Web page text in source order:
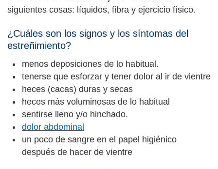
siguientes cosas: líquidos, fibra y ejercicio físico.
¿Cuáles son los signos y los síntomas del
estreñimiento?
menos deposiciones de lo habitual.
tenerse que esforzar y tener dolor al ir de vientre
heces (cacas) duras y secas
heces más voluminosas de lo habitual
sentirse lleno y/o hinchado.
dolor abdominal
un poco de sangre en el papel higiénico
después de hacer de vientre